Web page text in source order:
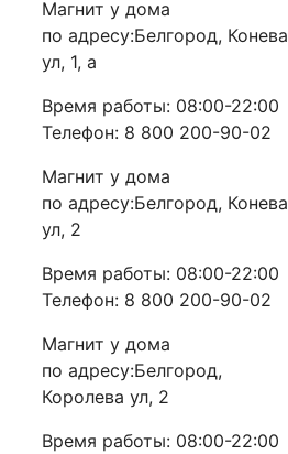
Магнит у дома
по адресу:Белгород, Конева
ул, 1, а
Время работы: 08:00-22:00
Телефон: 8 800 200-90-02
Магнит у дома
по адресу:Белгород, Конева
ул, 2
Время работы: 08:00-22:00
Телефон: 8 800 200-90-02
Магнит у дома
по адресу:Белгород,
Королева ул, 2
Время работы: 08:00-22:00